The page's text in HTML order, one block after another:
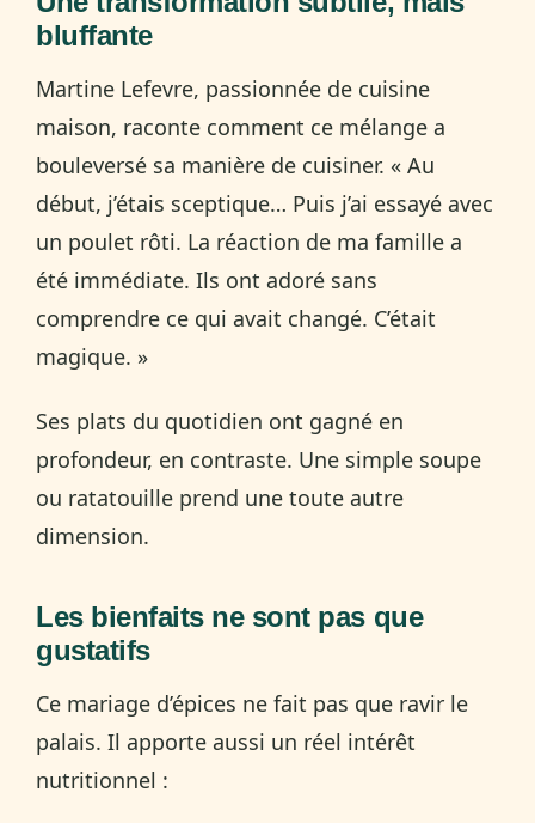
bluffante
Martine Lefevre, passionnée de cuisine
maison, raconte comment ce mélange a
bouleversé sa manière de cuisiner. « Au
début, j’étais sceptique… Puis j’ai essayé avec
un poulet rôti. La réaction de ma famille a
été immédiate. Ils ont adoré sans
comprendre ce qui avait changé. C’était
magique. »
Ses plats du quotidien ont gagné en
profondeur, en contraste. Une simple soupe
ou ratatouille prend une toute autre
dimension.
Les bienfaits ne sont pas que
gustatifs
Ce mariage d’épices ne fait pas que ravir le
palais. Il apporte aussi un réel intérêt
nutritionnel :